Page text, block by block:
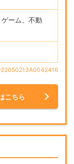
ーム、不動
こちら